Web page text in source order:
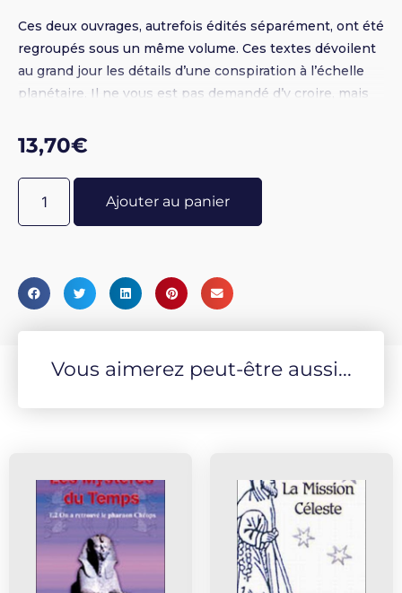
Ces deux ouvrages, autrefois édités séparément, ont été
regroupés sous un même volume. Ces textes dévoilent
au grand jour les détails d’une conspiration à l’échelle
planétaire. Il ne vous est pas demandé d’y croire, mais
conséquences. Il en va de l’avenir de l’humanité entière.
Un document choc !
13,70€
Ajouter au panier
Vous aimerez peut-être aussi...